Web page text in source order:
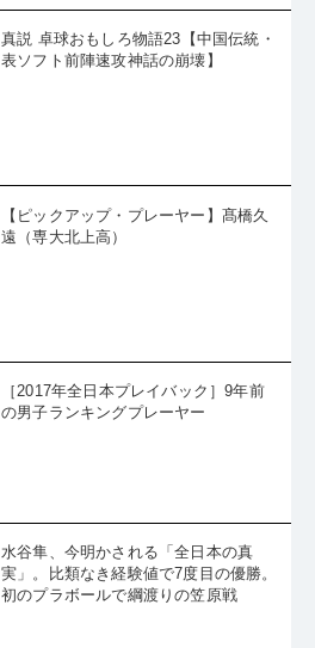
真説 卓球おもしろ物語23【中国伝統・
表ソフト前陣速攻神話の崩壊】
【ピックアップ・プレーヤー】髙橋久
遠（専大北上高）
［2017年全日本プレイバック］9年前
の男子ランキングプレーヤー
水谷隼、今明かされる「全日本の真
実」。比類なき経験値で7度目の優勝。
初のプラボールで綱渡りの笠原戦